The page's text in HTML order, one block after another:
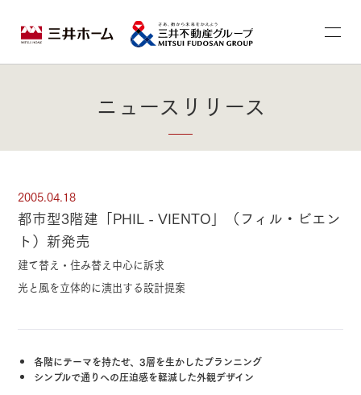
ニュースリリース
2005.04.18
都市型3階建「PHIL - VIENTO」（フィル・ビエン
ト）新発売
建て替え・住み替え中心に訴求
光と風を立体的に演出する設計提案
各階にテーマを持たせ、3層を生かしたプランニング
シンプルで通りへの圧迫感を軽減した外観デザイン